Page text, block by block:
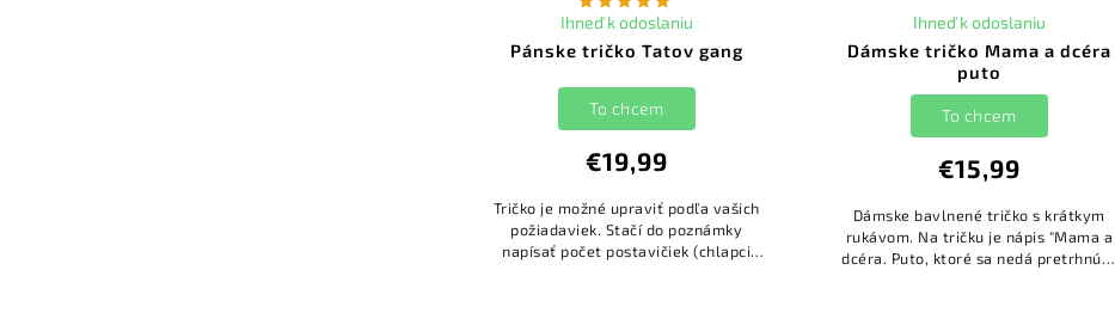
Pánske tričko Tatov gang
Ihneď k odoslaniu
€19,99
To chcem
Tričko je možné upraviť podľa vašich
požiadaviek. Stačí do poznámky
napísať počet postavičiek (chlapci
Dámske tričko Mama a dcéra
puto
Ihneď k odoslaniu
€15,99
To chcem
Dámske bavlnené tričko s krátkym
rukávom. Na tričku je nápis "Mama a
dcéra. Puto, ktoré sa nedá pretrhnúť".